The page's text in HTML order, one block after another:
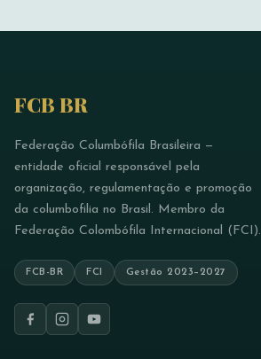
FCB BR
Federação Columbófila Brasileira —
entidade oficial responsável pela
organização, regulamentação e promoção
da columbofilia no Brasil. Membro da
Federação Colombófila Internacional (FCI).
FCB-BR FCI Gestão 2023–2027